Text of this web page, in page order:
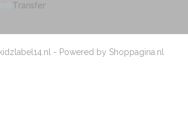
- Powered by Shoppagina.nl